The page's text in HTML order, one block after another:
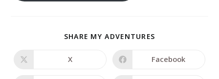
SHARE MY ADVENTURES
X Facebook